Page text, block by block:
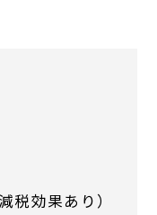
税効果あり）